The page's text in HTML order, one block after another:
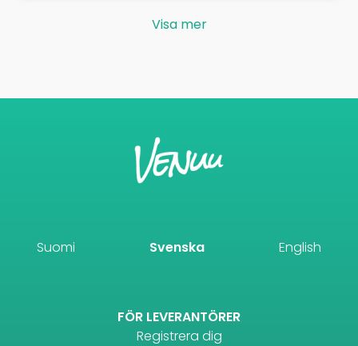
Visa mer
Suomi Svenska English
FÖR LEVERANTÖRER
Registrera dig